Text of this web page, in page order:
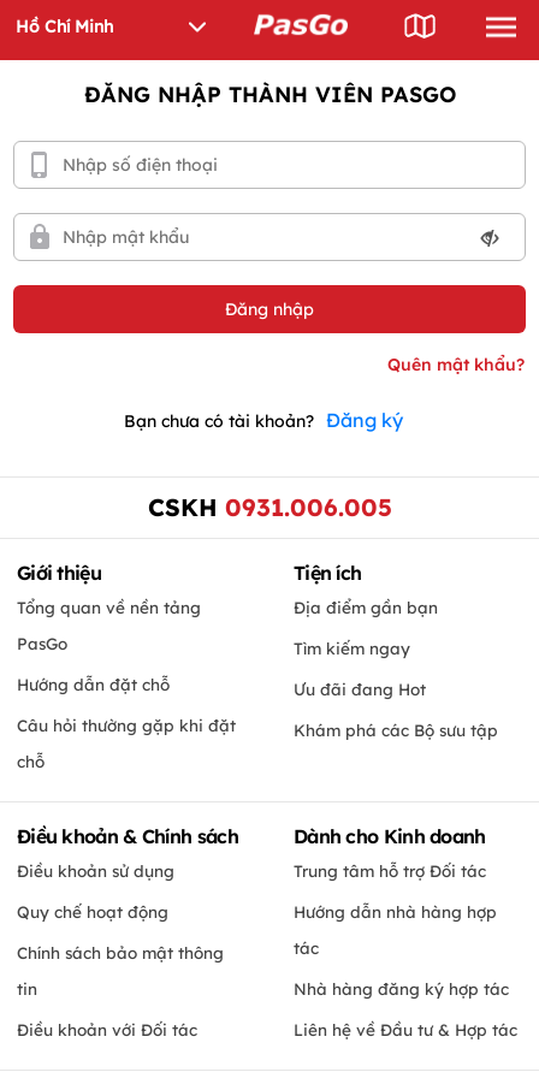
ĐĂNG NHẬP THÀNH VIÊN PASGO
Bạn chưa có tài khoản? Đăng ký
CSKH 0931.006.005
Giới thiệu
Tổng quan về nền tảng
PasGo
Hướng dẫn đặt chỗ
Câu hỏi thường gặp khi đặt
chỗ
Tiện ích
Địa điểm gần bạn
Tìm kiếm ngay
Ưu đãi đang Hot
Khám phá các Bộ sưu tập
Điều khoản & Chính sách
Điều khoản sử dụng
Quy chế hoạt động
Chính sách bảo mật thông
tin
Điều khoản với Đối tác
Dành cho Kinh doanh
Trung tâm hỗ trợ Đối tác
Hướng dẫn nhà hàng hợp
tác
Nhà hàng đăng ký hợp tác
Liên hệ về Đầu tư & Hợp tác